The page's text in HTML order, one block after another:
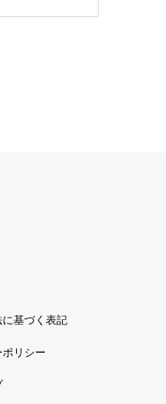
基づく表記
リシー